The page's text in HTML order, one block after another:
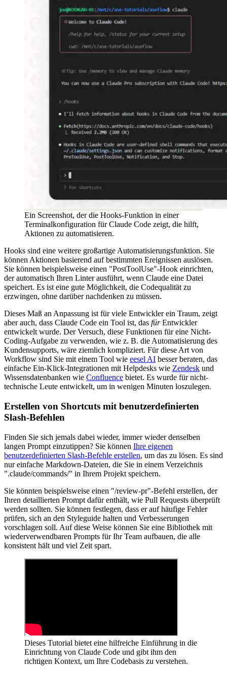
Ein Screenshot, der die Hooks-Funktion in einer
Terminalkonfiguration für Claude Code zeigt, die hilft,
Aktionen zu automatisieren.
Hooks sind eine weitere großartige Automatisierungsfunktion. Sie
können Aktionen basierend auf bestimmten Ereignissen auslösen.
Sie können beispielsweise einen "PostToolUse"-Hook einrichten,
der automatisch Ihren Linter ausführt, wenn Claude eine Datei
speichert. Es ist eine gute Möglichkeit, die Codequalität zu
erzwingen, ohne darüber nachdenken zu müssen.
Dieses Maß an Anpassung ist für viele Entwickler ein Traum, zeigt
aber auch, dass Claude Code ein Tool ist, das fürEntwickler
entwickelt wurde. Der Versuch, diese Funktionen für eine Nicht-
Coding-Aufgabe zu verwenden, wie z. B. die Automatisierung des
Kundensupports, wäre ziemlich kompliziert. Für diese Art von
Workflow sind Sie mit einem Tool wie eesel AI besser beraten, das
einfache Ein-Klick-Integrationen mit Helpdesks wie Zendesk und
Wissensdatenbanken wie Confluence bietet. Es wurde für nicht-
technische Leute entwickelt, um in wenigen Minuten loszulegen.
Erstellen von Shortcuts mit benutzerdefinierten
Slash-Befehlen
Finden Sie sich jemals dabei wieder, immer wieder denselben
langen Prompt einzutippen? Sie können Ihre eigenen
benutzerdefinierten Slash-Befehle erstellen, um das zu lösen. Es sind
nur einfache Markdown-Dateien, die Sie in einem Verzeichnis
".claude/commands/" in Ihrem Projekt speichern.
Sie könnten beispielsweise einen "/review-pr"-Befehl erstellen, der
Ihren detaillierten Prompt dafür enthält, wie Pull Requests überprüft
werden sollten. Sie können festlegen, dass er auf häufige Fehler
prüfen, sich an den Styleguide halten und Verbesserungen
vorschlagen soll. Auf diese Weise können Sie eine Bibliothek mit
wiederverwendbaren Prompts für Ihr Team aufbauen, die alle
konsistent hält und viel Zeit spart.
Dieses Tutorial bietet eine hilfreiche Einführung in die
Einrichtung von Claude Code und gibt ihm den
richtigen Kontext, um Ihre Codebasis zu verstehen.